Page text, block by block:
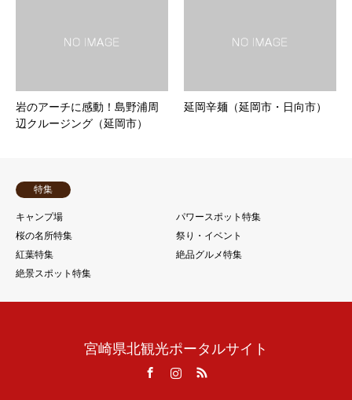
岩のアーチに感動！島野浦周
辺クルージング（延岡市）
延岡辛麺（延岡市・日向市）
特集
キャンプ場
パワースポット特集
桜の名所特集
祭り・イベント
紅葉特集
絶品グルメ特集
絶景スポット特集
宮崎県北観光ポータルサイト